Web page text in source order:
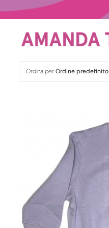
al
contenuto
Ordina perOrdine predefinito